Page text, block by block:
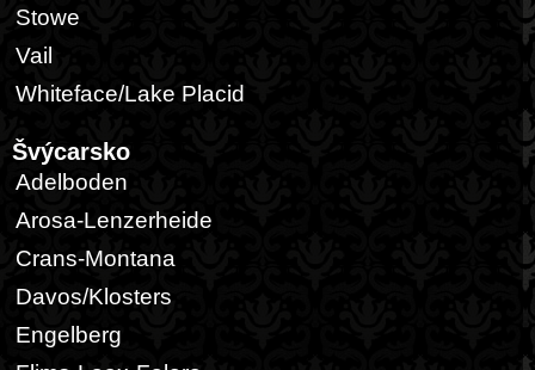
Stowe
Vail
Whiteface/Lake Placid
Švýcarsko
Adelboden
Arosa-Lenzerheide
Crans-Montana
Davos/Klosters
Engelberg